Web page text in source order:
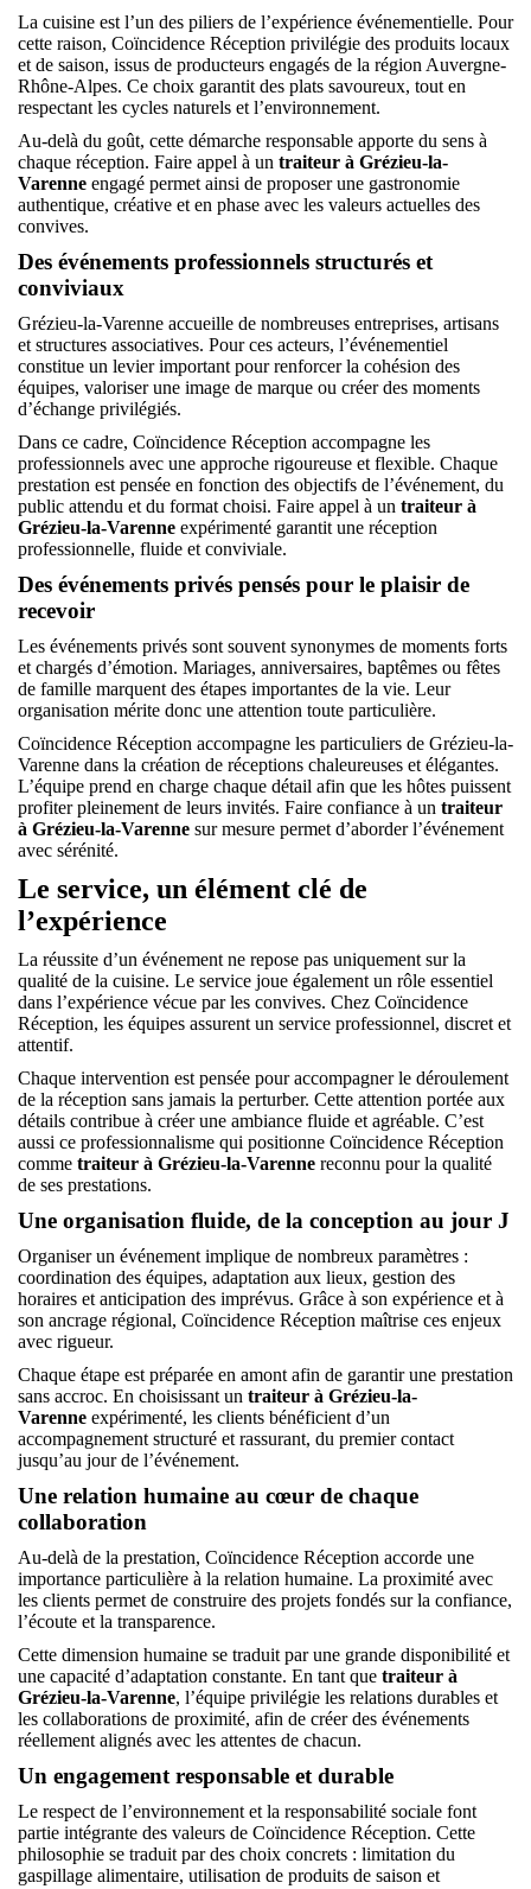
La cuisine est l’un des piliers de l’expérience événementielle. Pour
cette raison, Coïncidence Réception privilégie des produits locaux
et de saison, issus de producteurs engagés de la région Auvergne-
Rhône-Alpes. Ce choix garantit des plats savoureux, tout en
respectant les cycles naturels et l’environnement.
Au-delà du goût, cette démarche responsable apporte du sens à
chaque réception. Faire appel à un traiteur à Grézieu-la-
Varenne engagé permet ainsi de proposer une gastronomie
authentique, créative et en phase avec les valeurs actuelles des
convives.
Des événements professionnels structurés et
conviviaux
Grézieu-la-Varenne accueille de nombreuses entreprises, artisans
et structures associatives. Pour ces acteurs, l’événementiel
constitue un levier important pour renforcer la cohésion des
équipes, valoriser une image de marque ou créer des moments
d’échange privilégiés.
Dans ce cadre, Coïncidence Réception accompagne les
professionnels avec une approche rigoureuse et flexible. Chaque
prestation est pensée en fonction des objectifs de l’événement, du
public attendu et du format choisi. Faire appel à un traiteur à
Grézieu-la-Varenne expérimenté garantit une réception
professionnelle, fluide et conviviale.
Des événements privés pensés pour le plaisir de
recevoir
Les événements privés sont souvent synonymes de moments forts
et chargés d’émotion. Mariages, anniversaires, baptêmes ou fêtes
de famille marquent des étapes importantes de la vie. Leur
organisation mérite donc une attention toute particulière.
Coïncidence Réception accompagne les particuliers de Grézieu-la-
Varenne dans la création de réceptions chaleureuses et élégantes.
L’équipe prend en charge chaque détail afin que les hôtes puissent
profiter pleinement de leurs invités. Faire confiance à un traiteur
à Grézieu-la-Varenne sur mesure permet d’aborder l’événement
avec sérénité.
Le service, un élément clé de
l’expérience
La réussite d’un événement ne repose pas uniquement sur la
qualité de la cuisine. Le service joue également un rôle essentiel
dans l’expérience vécue par les convives. Chez Coïncidence
Réception, les équipes assurent un service professionnel, discret et
attentif.
Chaque intervention est pensée pour accompagner le déroulement
de la réception sans jamais la perturber. Cette attention portée aux
détails contribue à créer une ambiance fluide et agréable. C’est
aussi ce professionnalisme qui positionne Coïncidence Réception
comme traiteur à Grézieu-la-Varenne reconnu pour la qualité
de ses prestations.
Une organisation fluide, de la conception au jour J
Organiser un événement implique de nombreux paramètres :
coordination des équipes, adaptation aux lieux, gestion des
horaires et anticipation des imprévus. Grâce à son expérience et à
son ancrage régional, Coïncidence Réception maîtrise ces enjeux
avec rigueur.
Chaque étape est préparée en amont afin de garantir une prestation
sans accroc. En choisissant un traiteur à Grézieu-la-
Varenne expérimenté, les clients bénéficient d’un
accompagnement structuré et rassurant, du premier contact
jusqu’au jour de l’événement.
Une relation humaine au cœur de chaque
collaboration
Au-delà de la prestation, Coïncidence Réception accorde une
importance particulière à la relation humaine. La proximité avec
les clients permet de construire des projets fondés sur la confiance,
l’écoute et la transparence.
Cette dimension humaine se traduit par une grande disponibilité et
une capacité d’adaptation constante. En tant que traiteur à
Grézieu-la-Varenne, l’équipe privilégie les relations durables et
les collaborations de proximité, afin de créer des événements
réellement alignés avec les attentes de chacun.
Un engagement responsable et durable
Le respect de l’environnement et la responsabilité sociale font
partie intégrante des valeurs de Coïncidence Réception. Cette
philosophie se traduit par des choix concrets : limitation du
gaspillage alimentaire, utilisation de produits de saison et